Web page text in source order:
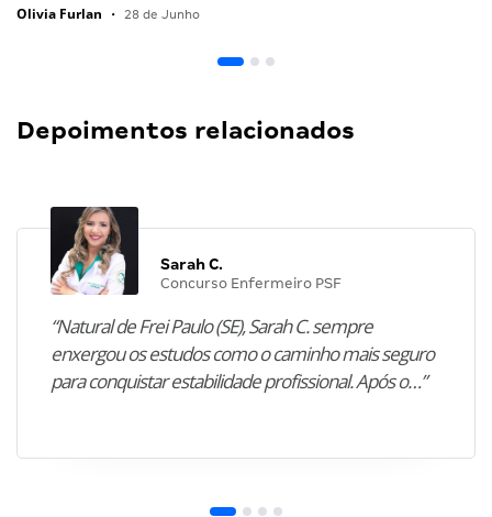
Olivia Furlan • 28 de Junho
Depoimentos relacionados
Sarah C.
Concurso Enfermeiro PSF
“Natural de Frei Paulo (SE), Sarah C. sempre
enxergou os estudos como o caminho mais seguro
para conquistar estabilidade profissional. Após o…”